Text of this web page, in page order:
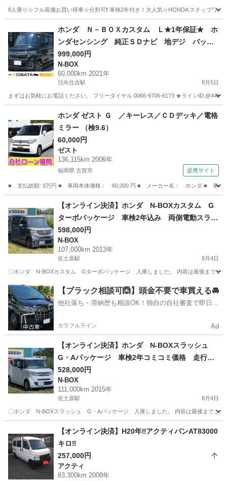
8人乗り☆フル装備お買い得車☆分割可❗️ 車検2年付き！大人気☆HONDA ステップ
ステップワゴン
ホンダ Ｎ－ＢＯＸカスタム Ｌ★1年保証★ ホ
ンダセンシング 純正ＳＤナビ 地デジ バック
カメラ Ｂｌｕｅｔｏｏｔｈ 左側電動ドア 前
席シートヒーター アダプティブクルコン ＥＴ
Ｃ スマートキー オートライト ＬＥＤヘッ
999,000円
N-BOX
60,000km 2021年
日向住吉駅 8月5日
まずはお気軽にお電話ください。 フリーダイヤル 0066-9706-6173 ★ライン
日向住吉駅 N-BOX
ホンダ ゼスト Ｇ ／キーレス／ＣＤデッキ／電格
ミラー （検9.6）
60,000円
ゼスト
136,115km 2006年
福岡県 古賀市 提携サイト
■ 支払総額: 9万円 ■ 車両本体価格： 60,000 円 ■ メーカー名： ホンダ ■ 車
ゼスト
【オンライン決済】ホンダ N-BOXカスタム G
ターボパッケージ 車検2年込み 両側電動スライ
ドドアでファミリー世帯にも最適 走行距離1070
00㎞
598,000円
N-BOX
107,000km 2013年
佐土原駅 8月4日
〇ホンダ N-BOXカスタム Gターボパッケージ 入庫しました。 内容は最後までご
宮崎 宮崎市 佐土原駅 N-BOX 走行距離
【ブラック相談可🙆】頭金不要で車買える🚘
他社落ち・滞納歴も相談OK！独自の自社審査で即日解
カラフルライン Ad
【オンライン決済】ホンダ N-BOXスラッシュ
G・Aパッケージ 車検2年コミコミ価格 走行距
離111,000㎞ ちょい乗りに最適な車両
528,000円
N-BOX
111,000km 2015年
佐土原駅 8月4日
〇ホンダ N-BOXスラッシュ G・Aパッケージ 入庫しました。 内容は最後までご確
佐土原駅 N-BOX 車両
【オンライン決済】H20年‼️アクティバンAT83000
キロ‼️
257,000円
アクティ
83,300km 2008年